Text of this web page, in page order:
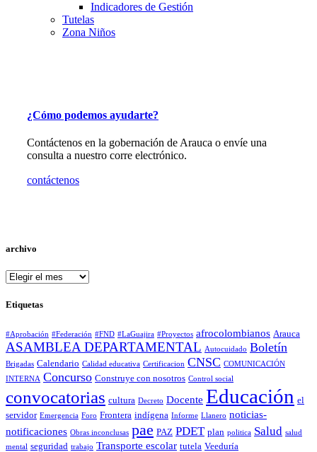
Indicadores de Gestión
Tutelas
Zona Niños
¿Cómo podemos ayudarte?
Contáctenos en la gobernación de Arauca o envíe una
consulta a nuestro corre electrónico.
contáctenos
archivo
archivo
Etiquetas
#Aprobación #Federación #FND #LaGuajira #Proyectos afrocolombianos Arauca
ASAMBLEA DEPARTAMENTAL Autocuidado Boletín
Brigadas Calendario Calidad educativa Certificacion CNSC COMUNICACIÓN
INTERNA Concurso Construye con nosotros Control social
convocatorias cultura Decreto Docente Educación el
servidor Emergencia Foro Frontera indígena Informe Llanero noticias-
notificaciones Obras inconclusas pae PAZ PDET plan politica Salud salud
mental seguridad trabajo Transporte escolar tutela Veeduría